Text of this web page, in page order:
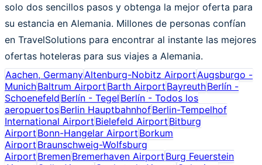
solo dos sencillos pasos y obtenga la mejor oferta para
su estancia en Alemania. Millones de personas confían
en TravelSolutions para encontrar al instante las mejores
ofertas hoteleras para sus viajes a Alemania.
Aachen, GermanyAltenburg-Nobitz Airport Augsburgo -
MunichBaltrum Airport Barth Airport BayreuthBerlín -
Schoenefeld Berlín - Tegel Berlín - Todos los
aeropuertosBerlin HauptbahnhofBerlin-Tempelhof
International Airport Bielefeld Airport Bitburg
Airport Bonn-Hangelar Airport Borkum
Airport Braunschweig-Wolfsburg
Airport BremenBremerhaven Airport Burg Feuerstein